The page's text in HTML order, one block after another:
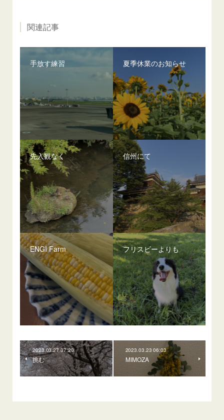
関連記事
手放す練習 夏季休業のお知らせ
先入観なく 信州にて
ENGI Farm フリスビーよりも
2023.03.27 07:20
挑む
2023.03.23 06:03
MIMOZA